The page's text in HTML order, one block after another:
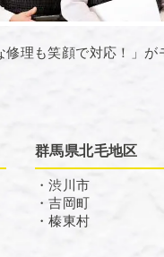
理も笑顔で対応！」が
群馬県北毛地区
・渋川市
・吉岡町
・榛東村